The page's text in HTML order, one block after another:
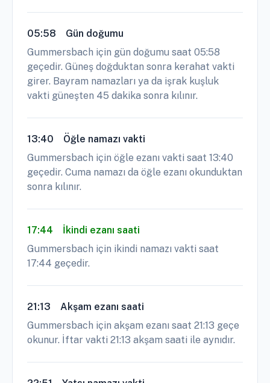
05:58
Gün doğumu
Gummersbach için gün doğumu saat 05:58
geçedir. Güneş doğduktan sonra kerahat vakti
girer. Bayram namazları ya da işrak kuşluk
vakti güneşten 45 dakika sonra kılınır.
13:40
Öğle namazı vakti
Gummersbach için öğle ezanı vakti saat 13:40
geçedir. Cuma namazı da öğle ezanı okunduktan
sonra kılınır.
17:44
İkindi ezanı saati
Gummersbach için ikindi namazı vakti saat
17:44 geçedir.
21:13
Akşam ezanı saati
Gummersbach için akşam ezanı saat 21:13 geçe
okunur. İftar vakti 21:13 akşam saati ile aynıdır.